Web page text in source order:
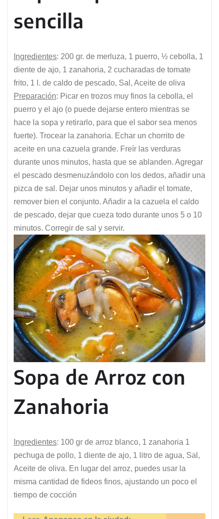
sencilla
Ingredientes: 200 gr. de merluza, 1 puerro, ½ cebolla, 1
diente de ajo, 1 zanahoria, 2 cucharadas de tomate
frito, 1 l. de caldo de pescado, Sal, Aceite de oliva
Preparación: Picar en trozos muy finos la cebolla, el
puerro y el ajo (o puede dejarse entero mientras se
hace la sopa y retirarlo, para que el sabor sea menos
fuerte). Trocear la zanahoria. Echar un chorrito de
aceite en una cazuela grande. Freír las verduras
durante unos minutos, hasta que se ablanden. Agregar
el pescado desmenuzándolo con los dedos, añadir una
pizca de sal. Dejar unos minutos y añadir el tomate,
remover bien el conjunto. Añadir a la cazuela el caldo
de pescado, dejar que cueza todo durante unos 5 o 10
minutos. Corregir de sal y servir.
Sopa de Arroz con
Zanahoria
Ingredientes: 100 gr de arroz blanco, 1 zanahoria 1
pechuga de pollo, 1 diente de ajo, 1 litro de agua, Sal,
Aceite de oliva. En lugar del arroz, puedes usar la
misma cantidad de fideos finos, ajustando un poco el
tiempo de cocción